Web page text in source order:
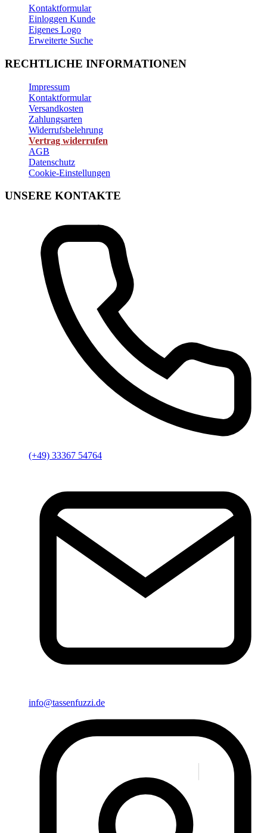
Kontaktformular
Einloggen Kunde
Eigenes Logo
Erweiterte Suche
RECHTLICHE INFORMATIONEN
Impressum
Kontaktformular
Versandkosten
Zahlungsarten
Widerrufsbelehrung
Vertrag widerrufen
AGB
Datenschutz
Cookie-Einstellungen
UNSERE KONTAKTE
(+49) 33367 54764
info@tassenfuzzi.de